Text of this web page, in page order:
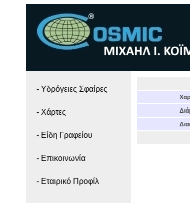
- Yδρόγειες Σφαίρες
- Χάρτες
- Είδη Γραφείου
- Επικοινωνία
- Εταιρικό Προφίλ